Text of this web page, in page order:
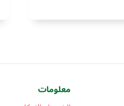
معلومات